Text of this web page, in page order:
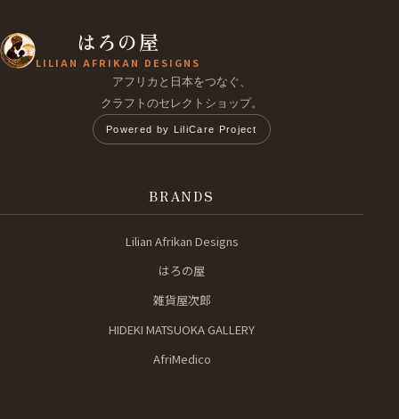
はろの屋
LILIAN AFRIKAN DESIGNS
アフリカと日本をつなぐ、
クラフトのセレクトショップ。
Powered by LiliCare Project
BRANDS
Lilian Afrikan Designs
はろの屋
雑貨屋次郎
HIDEKI MATSUOKA GALLERY
AfriMedico